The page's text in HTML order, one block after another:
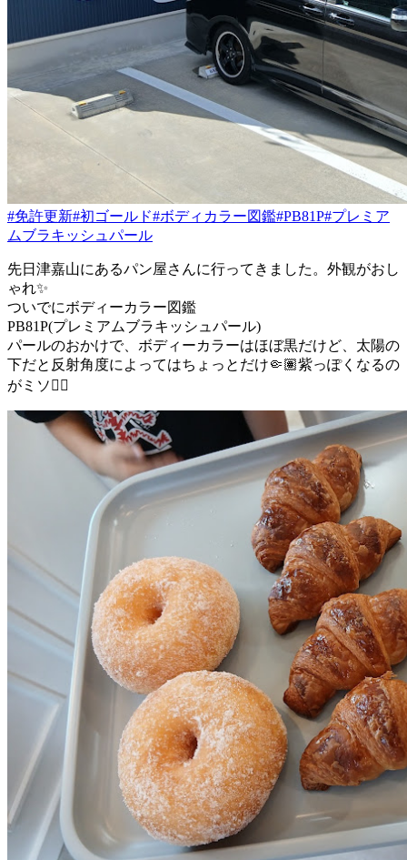
#免許更新#初ゴールド#ボディカラー図鑑#PB81P#プレミア
ムブラキッシュパール
先日津嘉山にあるパン屋さんに行ってきました。外観がおし
ゃれ✨
ついでにボディーカラー図鑑
PB81P(プレミアムブラキッシュパール)
パールのおかけで、ボディーカラーはほぼ黒だけど、太陽の
下だと反射角度によってはちょっとだけ🤏🏽紫っぽくなるの
がミソ☝🏽